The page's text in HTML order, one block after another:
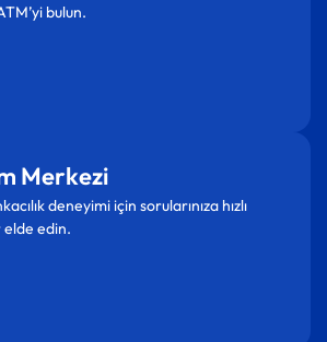
bulun.
Merkezi
deneyimi için sorularınıza hızlı
edin.